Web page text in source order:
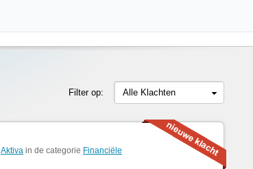
Filter op: Alle Klachten
Aktiva in de categorie Financiële